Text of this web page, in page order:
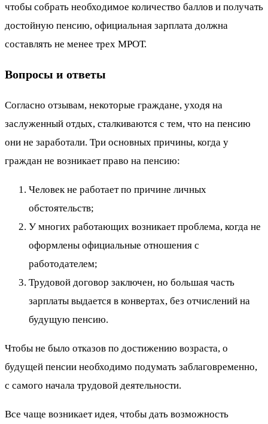
чтобы собрать необходимое количество баллов и получать
достойную пенсию, официальная зарплата должна
составлять не менее трех МРОТ.
Вопросы и ответы
Согласно отзывам, некоторые граждане, уходя на
заслуженный отдых, сталкиваются с тем, что на пенсию
они не заработали. Три основных причины, когда у
граждан не возникает право на пенсию:
Человек не работает по причине личных
обстоятельств;
У многих работающих возникает проблема, когда не
оформлены официальные отношения с
работодателем;
Трудовой договор заключен, но большая часть
зарплаты выдается в конвертах, без отчислений на
будущую пенсию.
Чтобы не было отказов по достижению возраста, о
будущей пенсии необходимо подумать заблаговременно,
с самого начала трудовой деятельности.
Все чаще возникает идея, чтобы дать возможность